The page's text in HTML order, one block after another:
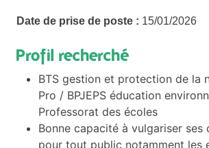
Date de prise de poste : 15/01/2026
Profil recherché
BTS gestion et protection de la
Pro / BPJEPS éducation
Professorat des écoles
Bonne capacité à vulgariser ses
pour tout public notamment les